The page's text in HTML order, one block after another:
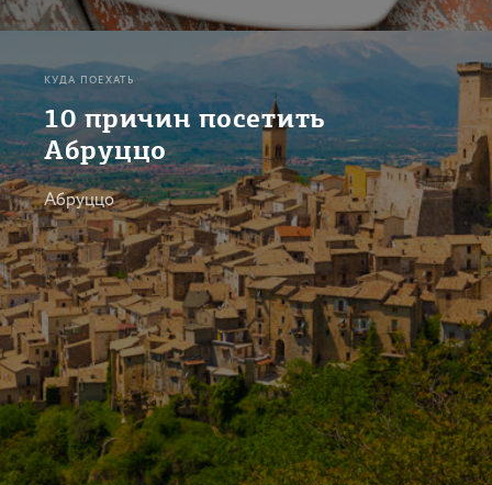
КУДА ПОЕХАТЬ
10 причин посетить
Абруццо
Абруццо